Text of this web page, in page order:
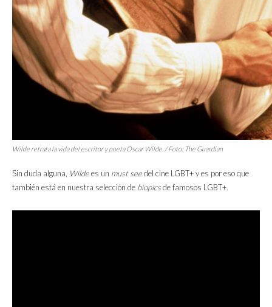
Wilde retrata la vida del escritor y poeta Oscar Wilde. / Foto: The Guardian
Sin duda alguna, Wildees un must seedel cine LGBT+ y es por eso que
también está en nuestra selección de biopicsde famosos LGBT+.